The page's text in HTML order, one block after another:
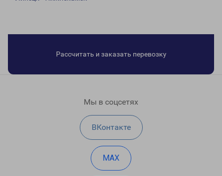
Рассчитать и заказать перевозку
Мы в соцсетях
ВКонтакте
MAX